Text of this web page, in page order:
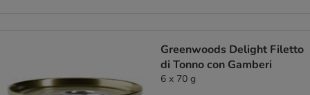
Greenwoods Delight Filetto
di Tonno con Gamberi
6 x 70 g